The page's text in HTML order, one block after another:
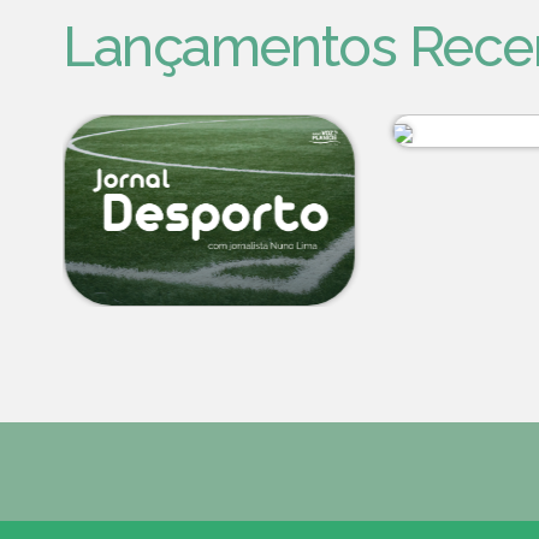
Lançamentos